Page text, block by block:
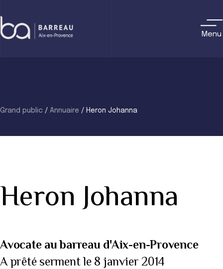
to
content
Menu
Grand public / Annuaire / Heron Johanna
Heron Johanna
Avocate au barreau d'Aix-en-Provence
A prêté serment le 8 janvier 2014